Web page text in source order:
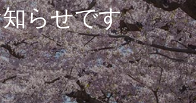
らせです。